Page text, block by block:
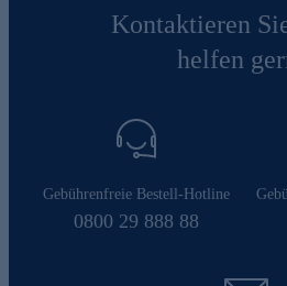
Kontaktieren
helfen
Gebührenfreie Bestell-Hotline
0800 29 888 88